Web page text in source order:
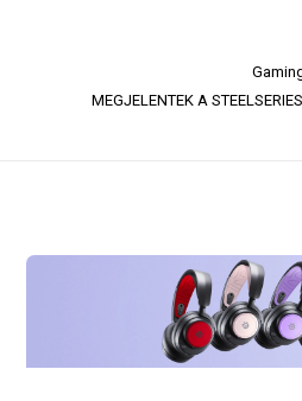
MEGJELENTEK A